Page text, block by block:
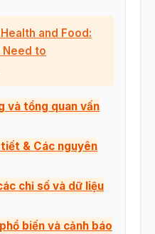
and Food:
Need to
và tổng quan vấn
& Các nguyên
chỉ số và dữ liệu
biến và cảnh báo